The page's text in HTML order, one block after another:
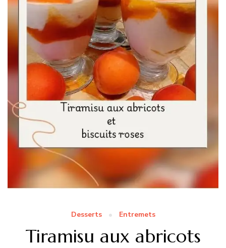
Desserts Entremets
Tiramisu aux abricots